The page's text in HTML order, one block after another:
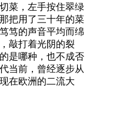
菜，左手按住翠绿
把用了三十年的菜
笃的声音平均而绵
敲打着光阴的裂
是哪种，也不成否
当前，曾经逐步从
在欧洲的二流大